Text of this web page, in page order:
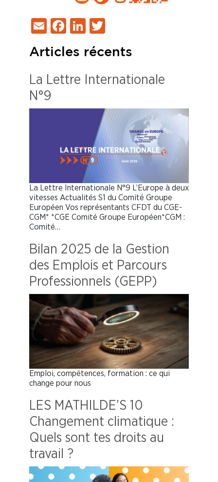
EmailFacebook
LinkedIn
Articles récents
La Lettre Internationale
N°9
La Lettre Internationale N°9 L’Europe à deux
vitesses Actualités S1 du Comité Groupe
Européen Vos représentants CFDT du CGE-
CGM* *CGE Comité Groupe Européen*CGM :
Comité…
Bilan 2025 de la Gestion
des Emplois et Parcours
Professionnels (GEPP)
Emploi, compétences, formation : ce qui
change pour nous
LES MATHILDE’S 10
Changement climatique :
Quels sont tes droits au
travail ?